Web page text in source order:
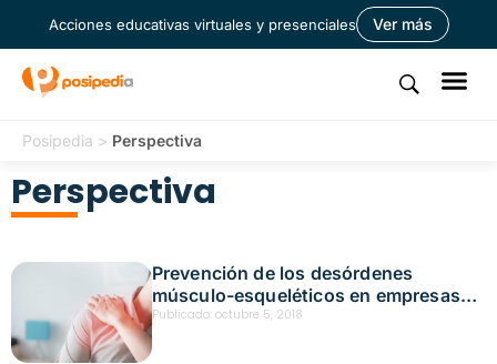
Acciones educativas virtuales y presenciales Ver más
Posipedia > Perspectiva
Perspectiva
Prevención de los desórdenes
músculo-esqueléticos en empresas
afiliadas a Positiva Compañía de
Seguros/ARP
Publicado: octubre 5, 2018